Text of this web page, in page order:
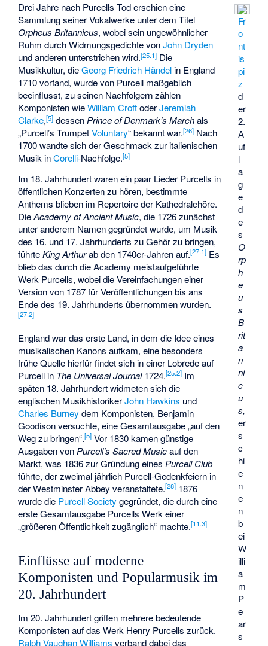
Fr
o
nt
is
pi
z
d
er
2.
A
uf
l
a
g
e
d
e
s
O
rp
h
e
u
s
B
rit
a
n
ni
c
u
s,
er
s
c
hi
e
n
e
n
b
ei
W
illi
a
m
P
e
ar
s
Drei Jahre nach Purcells Tod erschien eine
Sammlung seiner Vokalwerke unter dem Titel
Orpheus Britannicus, wobei sein ungewöhnlicher
Ruhm durch Widmungsgedichte vonJohn Dryden
und anderen unterstrichen wird.[25.1] Die
Musikkultur, dieGeorg Friedrich Händel in England
1710 vorfand, wurde von Purcell maßgeblich
beeinflusst, zu seinen Nachfolgern zählen
Komponisten wieWilliam CroftoderJeremiah
Clarke,[5] dessenPrince of Denmark’s Marchals
„Purcell’s TrumpetVoluntary“ bekannt war.[26] Nach
1700 wandte sich der Geschmack zur italienischen
Musik inCorelli-Nachfolge.[5]
Im 18. Jahrhundert waren ein paar Lieder Purcells in
öffentlichen Konzerten zu hören, bestimmte
Anthems blieben im Repertoire der Kathedralchöre.
DieAcademy of Ancient Music, die 1726 zunächst
unter anderem Namen gegründet wurde, um Musik
des 16. und 17. Jahrhunderts zu Gehör zu bringen,
führteKing Arthurab den 1740er-Jahren auf.[27.1] Es
blieb das durch die Academy meistaufgeführte
Werk Purcells, wobei die Vereinfachungen einer
Version von 1787 für Veröffentlichungen bis ans
Ende des 19. Jahrhunderts übernommen wurden.
[27.2]
England war das erste Land, in dem die Idee eines
musikalischen Kanons aufkam, eine besonders
frühe Quelle hierfür findet sich in einer Lobrede auf
Purcell in The Universal Journal1724.[25.2] Im
späten 18. Jahrhundert widmeten sich die
englischen MusikhistorikerJohn Hawkins und
Charles Burney dem Komponisten, Benjamin
Goodison versuchte, eine Gesamtausgabe „auf den
Weg zu bringen“.[5] Vor 1830 kamen günstige
Ausgaben von Purcell’s Sacred Musicauf den
Markt, was 1836 zur Gründung eines Purcell Club
führte, der zweimal jährlich Purcell-Gedenkfeiern in
der Westminster Abbey veranstaltete.[28] 1876
wurde die Purcell Society gegründet, die durch eine
erste Gesamtausgabe Purcells Werk einer
„größeren Öffentlichkeit zugänglich“ machte.[11.3]
Einflüsse auf moderne
Komponisten und Popularmusik im
20. Jahrhundert
Im 20. Jahrhundert griffen mehrere bedeutende
Komponisten auf das Werk Henry Purcells zurück.
Ralph Vaughan Williams verband dabei das